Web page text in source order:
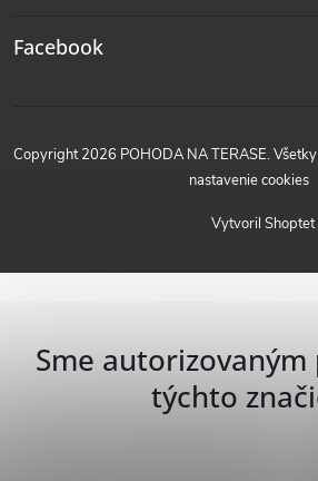
Facebook
Vytvoril Shoptet
Copyright 2026 POHODA NA TERASE.
nastavenie cookies
Sme
týchto